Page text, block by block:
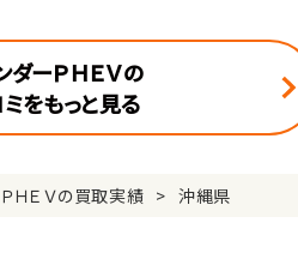
ダーＰＨＥＶの
をもっと見る
ＨＥＶの買取実績 沖縄県